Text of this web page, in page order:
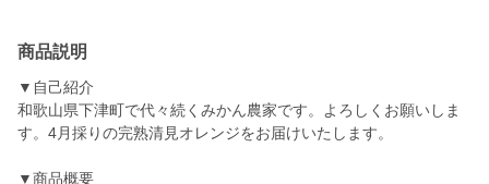
商品説明
▼自己紹介
和歌山県下津町で代々続くみかん農家です。よろしくお願いしま
す。4月採りの完熟清見オレンジをお届けいたします。
▼商品概要